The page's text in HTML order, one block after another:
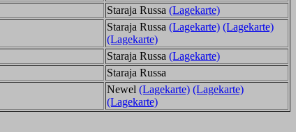
Staraja Russa (Lagekarte)
Staraja Russa (Lagekarte) (Lagekarte)
(Lagekarte)
Staraja Russa (Lagekarte)
Staraja Russa
Newel (Lagekarte) (Lagekarte)
(Lagekarte)